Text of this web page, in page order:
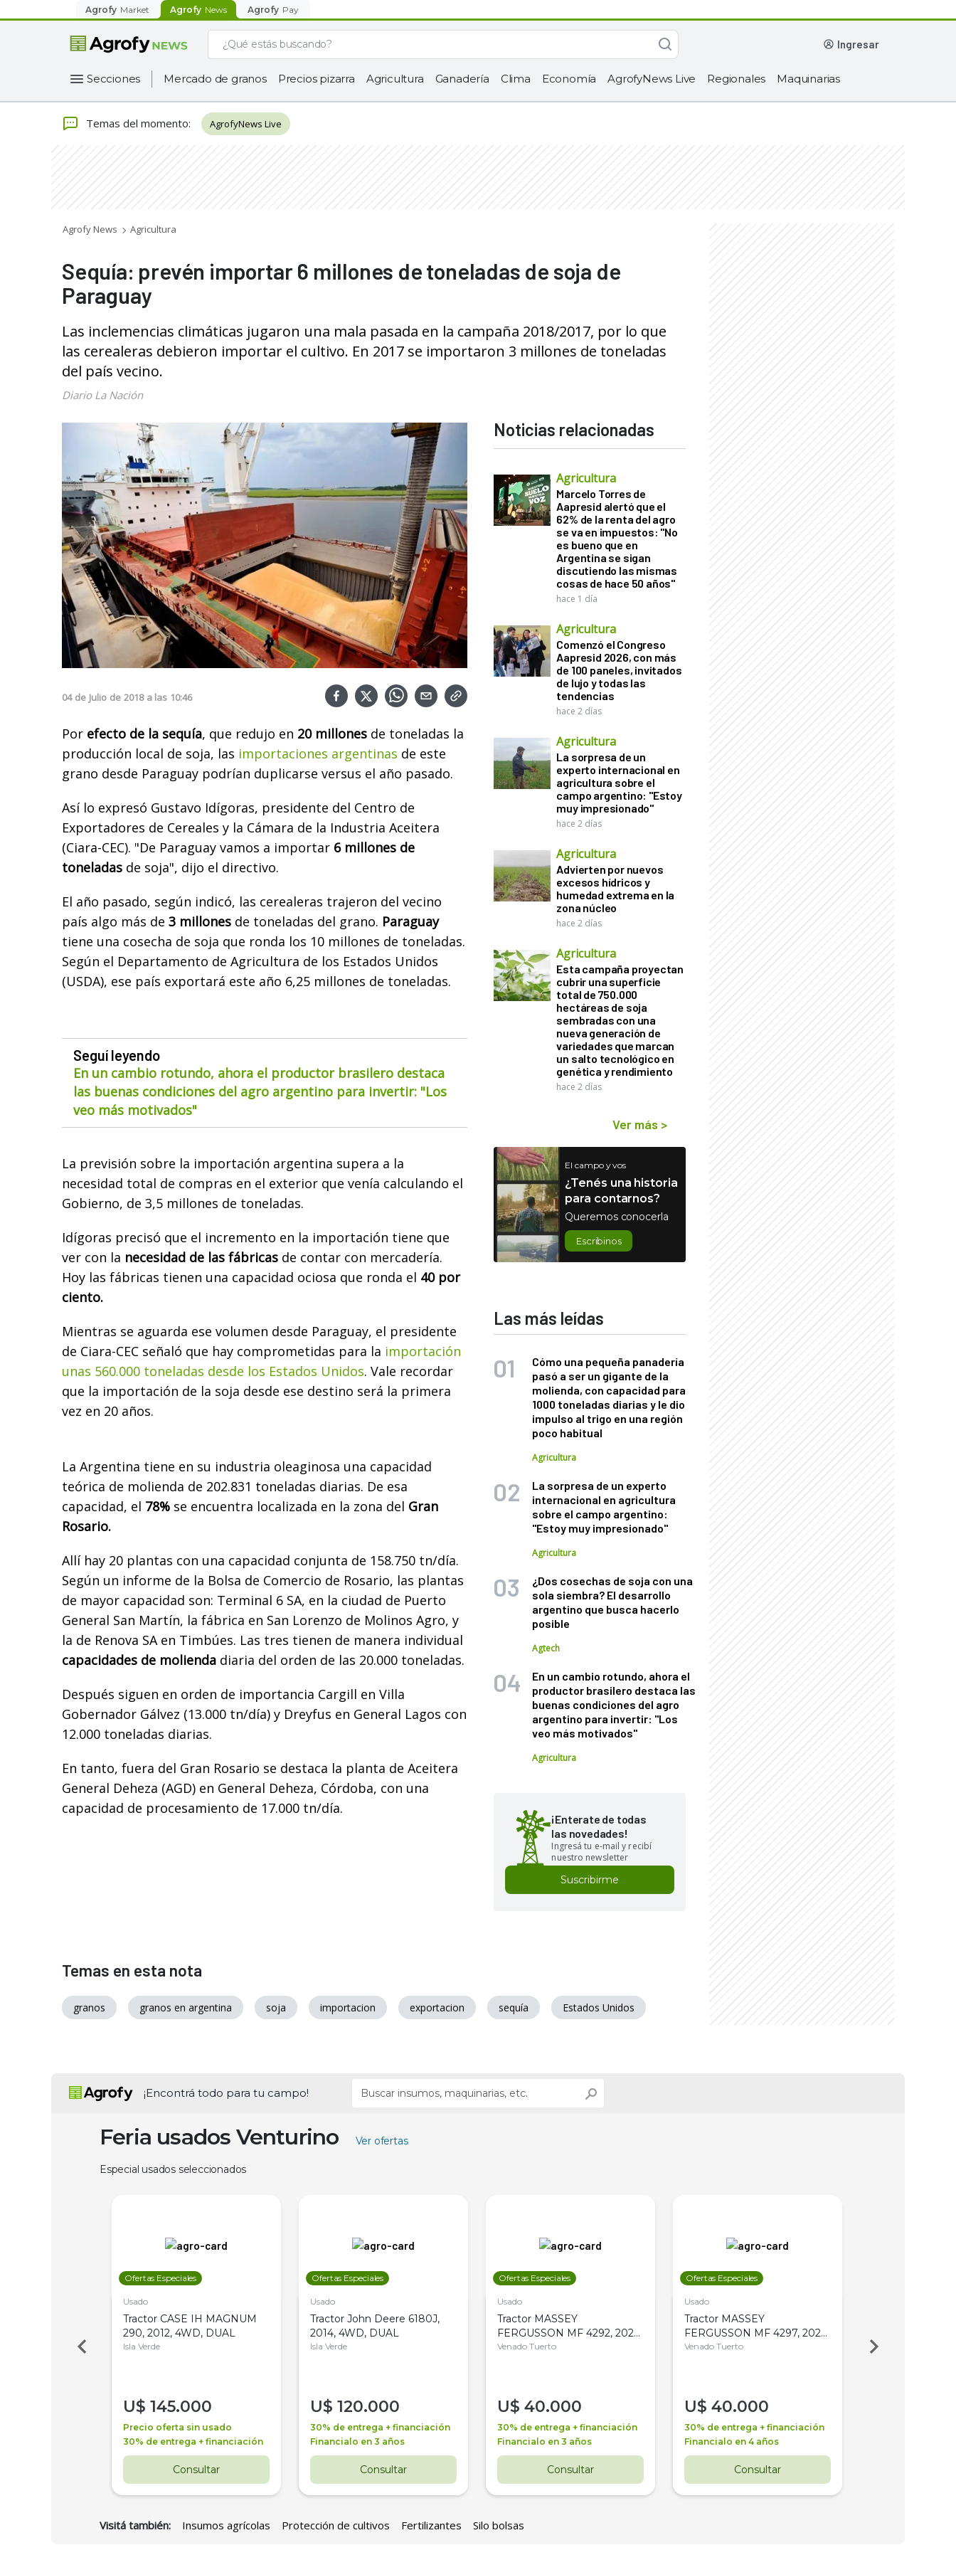
Agrofy Market Agrofy News Agrofy Pay
ingresar
Secciones Mercado de granos Precios pizarra Agricultura Ganadería Clima Economía AgrofyNews Live Regionales Maquinarias
Temas del momento: AgrofyNews Live
Agrofy News Agricultura
Sequía: prevén importar 6 millones de toneladas de soja de
Paraguay
Las inclemencias climáticas jugaron una mala pasada en la campaña 2018/2017, por lo que
las cerealeras debieron importar el cultivo. En 2017 se importaron 3 millones de toneladas
del país vecino.
Diario La Nación
04 de Julio de 2018 a las 10:46
Por efecto de la sequía, que redujo en 20 millones de toneladas la
producción local de soja, las importaciones argentinas de este
grano desde Paraguay podrían duplicarse versus el año pasado.
Así lo expresó Gustavo Idígoras, presidente del Centro de
Exportadores de Cereales y la Cámara de la Industria Aceitera
(Ciara-CEC). "De Paraguay vamos a importar 6 millones de
toneladas de soja", dijo el directivo.
El año pasado, según indicó, las cerealeras trajeron del vecino
país algo más de 3 millones de toneladas del grano. Paraguay
tiene una cosecha de soja que ronda los 10 millones de toneladas.
Según el Departamento de Agricultura de los Estados Unidos
(USDA), ese país exportará este año 6,25 millones de toneladas.
Seguí leyendo
En un cambio rotundo, ahora el productor brasilero destaca
las buenas condiciones del agro argentino para invertir: "Los
veo más motivados"
La previsión sobre la importación argentina supera a la
necesidad total de compras en el exterior que venía calculando el
Gobierno, de 3,5 millones de toneladas.
Idígoras precisó que el incremento en la importación tiene que
ver con la necesidad de las fábricas de contar con mercadería.
Hoy las fábricas tienen una capacidad ociosa que ronda el 40 por
ciento.
Mientras se aguarda ese volumen desde Paraguay, el presidente
de Ciara-CEC señaló que hay comprometidas para la importación
unas 560.000 toneladas desde los Estados Unidos. Vale recordar
que la importación de la soja desde ese destino será la primera
vez en 20 años.
La Argentina tiene en su industria oleaginosa una capacidad
teórica de molienda de 202.831 toneladas diarias. De esa
capacidad, el 78% se encuentra localizada en la zona del Gran
Rosario.
Allí hay 20 plantas con una capacidad conjunta de 158.750 tn/día.
Según un informe de la Bolsa de Comercio de Rosario, las plantas
de mayor capacidad son: Terminal 6 SA, en la ciudad de Puerto
General San Martín, la fábrica en San Lorenzo de Molinos Agro, y
la de Renova SA en Timbúes. Las tres tienen de manera individual
capacidades de molienda diaria del orden de las 20.000 toneladas.
Después siguen en orden de importancia Cargill en Villa
Gobernador Gálvez (13.000 tn/día) y Dreyfus en General Lagos con
12.000 toneladas diarias.
En tanto, fuera del Gran Rosario se destaca la planta de Aceitera
General Deheza (AGD) en General Deheza, Córdoba, con una
capacidad de procesamiento de 17.000 tn/día.
Noticias relacionadas
Agricultura
Marcelo Torres de
Aapresid alertó que el
62% de la renta del agro
se va en impuestos: "No
es bueno que en
Argentina se sigan
discutiendo las mismas
cosas de hace 50 años"
hace 1 día
Agricultura
Comenzó el Congreso
Aapresid 2026, con más
de 100 paneles, invitados
de lujo y todas las
tendencias
hace 2 días
Agricultura
La sorpresa de un
experto internacional en
agricultura sobre el
campo argentino: "Estoy
muy impresionado"
hace 2 días
Agricultura
Advierten por nuevos
excesos hídricos y
humedad extrema en la
zona núcleo
hace 2 días
Agricultura
Esta campaña proyectan
cubrir una superficie
total de 750.000
hectáreas de soja
sembradas con una
nueva generación de
variedades que marcan
un salto tecnológico en
genética y rendimiento
hace 2 días
Ver más >
El campo y vos
¿Tenés una historia
para contarnos?
Queremos conocerla
Escribinos
Las más leídas
Cómo una pequeña panadería
pasó a ser un gigante de la
molienda, con capacidad para
1000 toneladas diarias y le dio
impulso al trigo en una región
poco habitual
Agricultura
La sorpresa de un experto
internacional en agricultura
sobre el campo argentino:
"Estoy muy impresionado"
Agricultura
¿Dos cosechas de soja con una
sola siembra? El desarrollo
argentino que busca hacerlo
posible
Agtech
En un cambio rotundo, ahora el
productor brasilero destaca las
buenas condiciones del agro
argentino para invertir: "Los
veo más motivados"
Agricultura
¡Enterate de todas
las novedades!
Ingresá tu e-mail y recibí
nuestro newsletter
Suscribirme
Temas en esta nota
granos granos en argentina soja importacion exportacion sequía Estados Unidos
¡Encontrá todo para tu campo!
Feria usados Venturino Ver ofertas
Especial usados seleccionados
Ofertas Especiales
Usado
Tractor CASE IH MAGNUM
290, 2012, 4WD, DUAL
Isla Verde
U$ 145.000
Precio oferta sin usado
30% de entrega + financiación
Consultar
Ofertas Especiales
Usado
Tractor John Deere 6180J,
2014, 4WD, DUAL
Isla Verde
U$ 120.000
30% de entrega + financiación
Financialo en 3 años
Consultar
Ofertas Especiales
Usado
Tractor MASSEY
FERGUSSON MF 4292, 2020,
4WD, PATON
Venado Tuerto
U$ 40.000
30% de entrega + financiación
Financialo en 3 años
Consultar
Ofertas Especiales
Usado
Tractor MASSEY
FERGUSSON MF 4297, 2020,
4WD, PATON
Venado Tuerto
U$ 40.000
30% de entrega + financiación
Financialo en 4 años
Consultar
Venado Tuerto
Visitá también: Insumos agrícolas Protección de cultivos Fertilizantes Silo bolsas